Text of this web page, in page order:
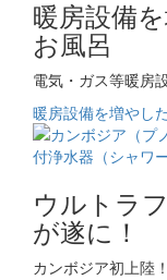
暖房設備
お風呂
電気・ガス等暖房
暖房設備を増やし
ウルトラ
が遂に！
カンボジア初上陸